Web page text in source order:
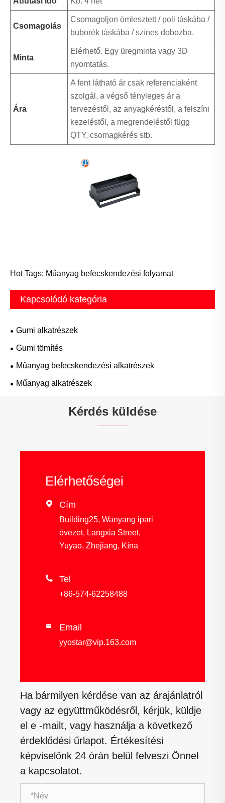
Csomagolás
Csomagoljon ömlesztett / poli táskába /
buborék táskába / színes dobozba.
Minta
Elérhető. Egy üregminta vagy 3D
nyomtatás.
Ára
A fent látható ár csak referenciaként
szolgál, a végső tényleges ár a
tervezéstől, az anyagkéréstől, a felszíni
kezeléstől, a megrendeléstől függ
QTY, csomagkérés stb.
Hot Tags: Műanyag befecskendezési folyamat
Kapcsolódó kategória
Gumi alkatrészek
Gumi tömítés
Műanyag befecskendezési alkatrészek
Műanyag alkatrészek
Kérdés küldése
Elérhetőségei
 Cím
Building25, Wanyang ipari
övezet, Langxia Street,
Yuyao, Zhejiang, Kína
 Tel
+86-574-62258488
 Email
yyostar@vip.163.com
Ha bármilyen kérdése van az árajánlatról
vagy az együttműködésről, kérjük, küldje
el e -mailt, vagy használja a következő
érdeklődési űrlapot. Értékesítési
képviselőnk 24 órán belül felveszi Önnel
a kapcsolatot.